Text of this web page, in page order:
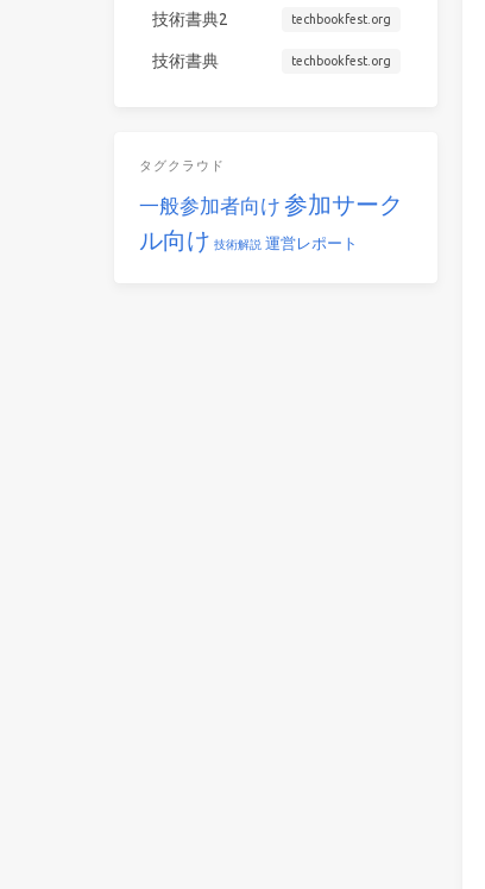
技術書典2 techbookfest.org
技術書典 techbookfest.org
タグクラウド
一般参加者向け 参加サーク
ル向け 技術解説 運営レポート